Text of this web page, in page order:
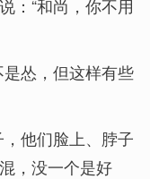
：“和尚，你不用
怂，但这样有些
他们脸上、脖子
，没一个是好